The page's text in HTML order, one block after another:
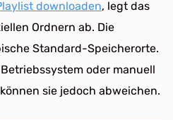
downloaden, legt das
Ordnern ab. Die
Standard-Speicherorte.
oder manuell
sie jedoch abweichen.